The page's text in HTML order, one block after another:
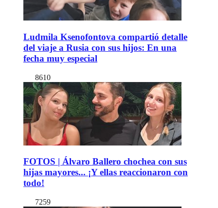
Ludmila Ksenofontova compartió detalle
del viaje a Rusia con sus hijos: En una
fecha muy especial
8610
FOTOS | Álvaro Ballero chochea con sus
hijas mayores... ¡Y ellas reaccionaron con
todo!
7259